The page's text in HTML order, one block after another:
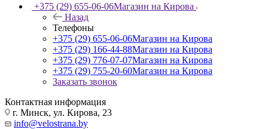
+375 (29) 655-06-06Магазин на Кирова
Назад
Телефоны
+375 (29) 655-06-06Магазин на Кирова
+375 (29) 166-44-88Магазин на Кирова
+375 (29) 776-07-07Магазин на Кирова
+375 (29) 755-20-60Магазин на Кирова
Заказать звонок
Контактная информация
г. Минск, ул. Кирова, 23
info@velostrana.by